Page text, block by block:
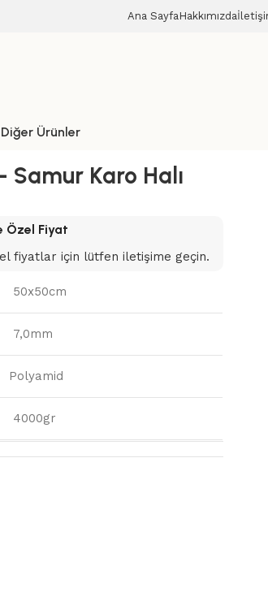
Ana SayfaHakkımızda
Diğer Ürünler
Samur Karo Halı
Özel Fiyat
fiyatlar için lütfen iletişime geçin.
50x50cm
7,0mm
Polyamid
4000gr